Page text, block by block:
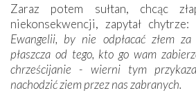
Zaraz potem sułtan, chcąc
niekonsekwencji, zapytał chytrze:
Ewangelii, by nie odpłacać złem
płaszcza od tego, kto go wam
chrześcijanie - wierni tym
nachodzić ziem przez nas zabranych.